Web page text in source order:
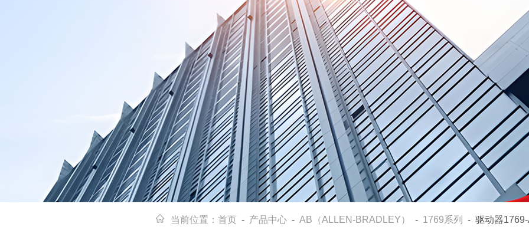
当前位置： 首页 - 产品中心 - AB（ALLEN-BRADLEY） - 1769系列 - 驱动器